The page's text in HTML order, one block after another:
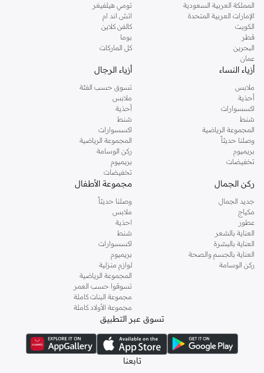
المملكة العربية السعودية
الإمارات العربية المتحدة
الكويت
قطر
البحرين
عمان
تومي هيلفيغر
اتش اند ام
كالفن كلاين
بوما
كل الماركات
أزياء النساء
ملابس
أحذية
اكسسوارات
شنط
المجموعة الرياضية
وصلنا حديثاً
بريميوم
تخفيضات
أزياء الرجال
تسوق حسب الفئة
ملابس
أحذية
شنط
اكسسوارات
المجموعة الرياضية
ركن الوسامة
بريميوم
تخفيضات
ركن الجمال
جديد الجمال
مكياج
عطور
العناية بالشعر
العناية بالبشرة
العناية بالجسم والصحة
ركن الوسامة
مجموعة الأطفال
وصلنا حديثاً
ملابس
احذية
شنط
اكسسوارات
بريميوم
لوازم منزلية
المجموعة الرياضية
تسوقوا حسب العمر
مجموعة البنات كاملة
مجموعة الأولاد كاملة
تسوق عبر التطبيق
تابعنا